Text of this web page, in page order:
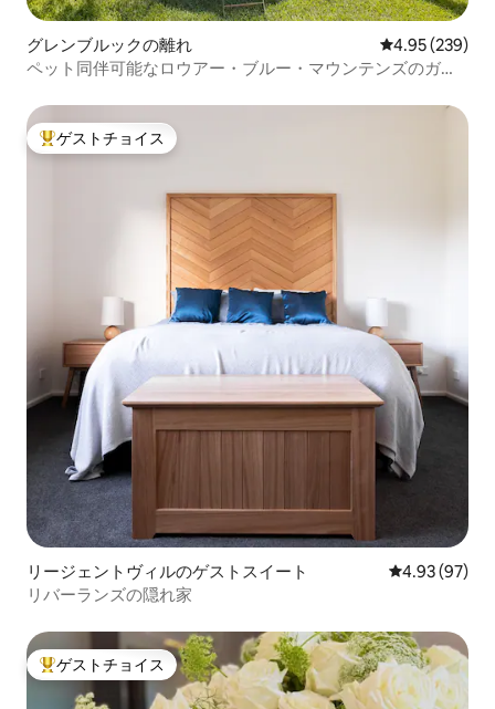
グレンブルックの離れ レビュー239
4.95 (239)
ペット同伴可能なロウアー・ブルー・マウンテンズのガー
大好評のゲストチョイスです。
ゲストチョイス
リージェントヴィルのゲストスイート レビュー97
4.93 (97)
リバーランズの隠れ家
大好評のゲストチョイスです。
ゲストチョイス